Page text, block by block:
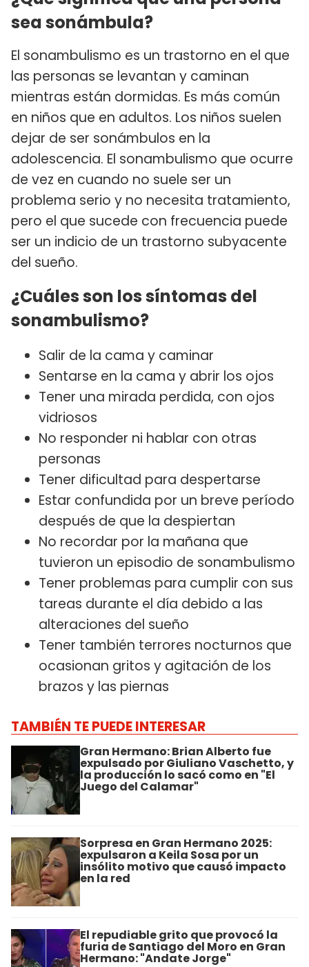
sea sonámbula?
El sonambulismo es un trastorno en el que
las personas se levantan y caminan
mientras están dormidas. Es más común
en niños que en adultos. Los niños suelen
dejar de ser sonámbulos en la
adolescencia. El sonambulismo que ocurre
de vez en cuando no suele ser un
problema serio y no necesita tratamiento,
pero el que sucede con frecuencia puede
ser un indicio de un trastorno subyacente
del sueño.
¿Cuáles son los síntomas del
sonambulismo?
Salir de la cama y caminar
Sentarse en la cama y abrir los ojos
Tener una mirada perdida, con ojos
vidriosos
No responder ni hablar con otras
personas
Tener dificultad para despertarse
Estar confundida por un breve período
después de que la despiertan
No recordar por la mañana que
tuvieron un episodio de sonambulismo
Tener problemas para cumplir con sus
tareas durante el día debido a las
alteraciones del sueño
Tener también terrores nocturnos que
ocasionan gritos y agitación de los
brazos y las piernas
TAMBIÉN TE PUEDE INTERESAR
Gran Hermano: Brian Alberto fue
expulsado por Giuliano Vaschetto, y
la producción lo sacó como en "El
Juego del Calamar"
Sorpresa en Gran Hermano 2025:
expulsaron a Keila Sosa por un
insólito motivo que causó impacto
en la red
El repudiable grito que provocó la
furia de Santiago del Moro en Gran
Hermano: "Andate Jorge"